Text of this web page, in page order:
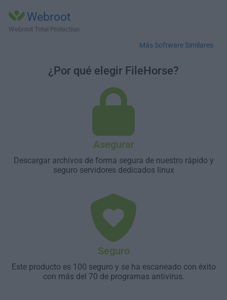
Webroot
Webroot Total Protection
Más Software Similares
¿Por qué elegir FileHorse?
Asegurar
Descargar archivos de forma segura de nuestro rápido y
seguro servidores dedicados linux
Seguro
Este producto es 100 seguro y se ha escaneado con éxito
con más del 70 de programas antivirus.